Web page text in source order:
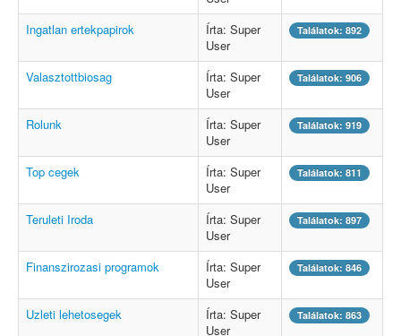
Ingatlan ertekpapirok
Írta: Super
User
Találatok: 892
Valasztottbiosag
Írta: Super
User
Találatok: 906
Rolunk
Írta: Super
User
Találatok: 919
Top cegek
Írta: Super
User
Találatok: 811
Teruleti Iroda
Írta: Super
User
Találatok: 897
Finanszirozasi programok
Írta: Super
User
Találatok: 846
Uzleti lehetosegek
Írta: Super
User
Találatok: 863